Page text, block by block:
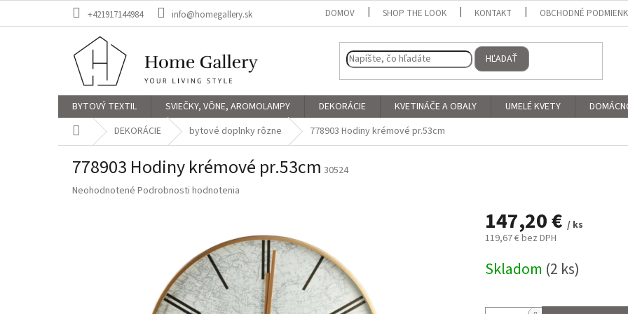
+421917144984 info@homegallery.sk DOMOV SHOP THE LOOK KONTAKT OBCHODNÉ
HĽADAŤ
BYTOVÝ TEXTIL SVIEČKY, VÔNE, AROMOLAMPY DEKORÁCIE KVETINÁČE A OBALY UMELÉ KVETY
DomovDEKORÁCIE bytové doplnky rôzne 778903 Hodiny krémové pr.53cm
778903 Hodiny krémové pr.53cm 30524
Priemerné
Neohodnotené Podrobnosti hodnotenia
147,20 € / ks
119,67 € bez DPH
cena:
Skladom (2 ks)